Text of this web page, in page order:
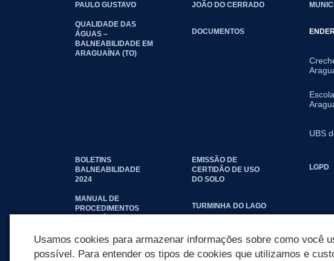
PAULO GUSTAVO
JOÃO DO CERRADO
QUALIDADE DAS
ÁGUAS –
BALNEABILIDADE EM
ARAGUAÍNA (TO)
DOCUMENTOS
UBS
BOLETINS
BALNEABILIDADE
2024
EMISSÃO DE
CERTIDÃO DE USO
DO SOLO
LGPD
MANUAL DE
PROCEDIMENTOS
TURMINHA DO LAGO
Usamos cookies para armazenar informações sobre como você
possível. Para entender os tipos de cookies que utilizamos e